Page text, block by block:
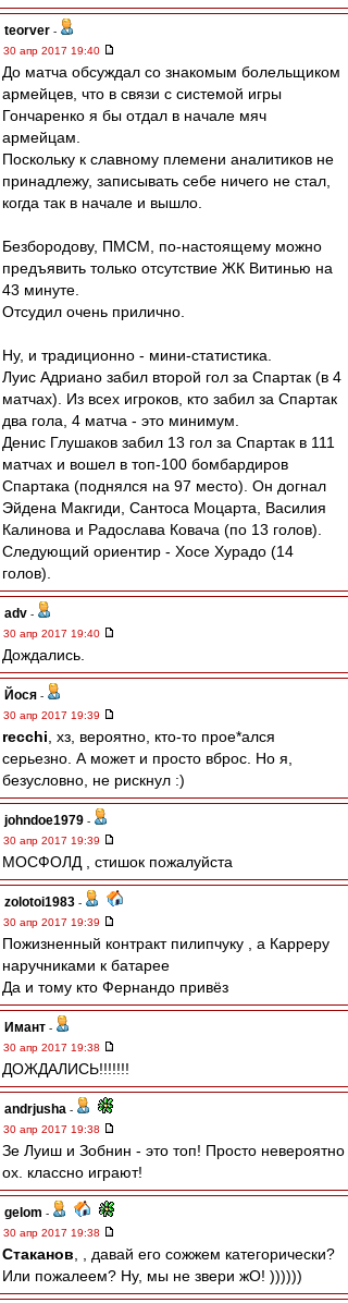
teorver -
30 апр 2017 19:40
До матча обсуждал со знакомым болельщиком
армейцев, что в связи с системой игры
Гончаренко я бы отдал в начале мяч
армейцам.
Поскольку к славному племени аналитиков не
принадлежу, записывать себе ничего не стал,
когда так в начале и вышло.
Безбородову, ПМСМ, по-настоящему можно
предъявить только отсутствие ЖК Витинью на
43 минуте.
Отсудил очень прилично.
Ну, и традиционно - мини-статистика.
Луис Адриано забил второй гол за Спартак (в 4
матчах). Из всех игроков, кто забил за Спартак
два гола, 4 матча - это минимум.
Денис Глушаков забил 13 гол за Спартак в 111
матчах и вошел в топ-100 бомбардиров
Спартака (поднялся на 97 место). Он догнал
Эйдена Макгиди, Сантоса Моцарта, Василия
Калинова и Радослава Ковача (по 13 голов).
Следующий ориентир - Хосе Хурадо (14
голов).
adv -
30 апр 2017 19:40
Дождались.
Йося -
30 апр 2017 19:39
recchi , хз, вероятно, кто-то прое*ался
серьезно. А может и просто вброс. Но я,
безусловно, не рискнул :)
johndoe1979 -
30 апр 2017 19:39
МОСФОЛД , стишок пожалуйста
zolotoi1983 -
30 апр 2017 19:39
Пожизненный контракт пилипчуку , а Карреру
наручниками к батарее
Да и тому кто Фернандо привёз
Имант -
30 апр 2017 19:38
ДОЖДАЛИСЬ!!!!!!!
andrjusha -
30 апр 2017 19:38
Зе Луиш и Зобнин - это топ! Просто невероятно
ох. классно играют!
gelom -
30 апр 2017 19:38
Cтаканов , , давай его сожжем категорически?
Или пожалеем? Ну, мы не звери жО! ))))))